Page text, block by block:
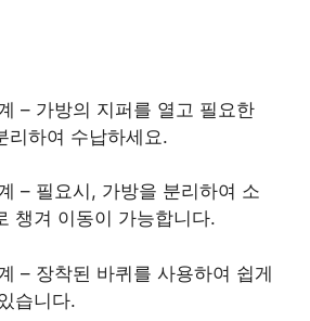
– 가방의 지퍼를 열고 필요한
리하여 수납하세요.
– 필요시, 가방을 분리하여 소
챙겨 이동이 가능합니다.
– 장착된 바퀴를 사용하여 쉽게
습니다.